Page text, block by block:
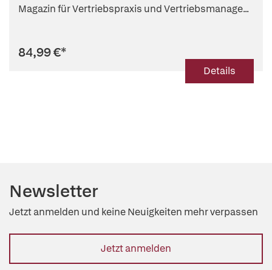
Magazin für Vertriebspraxis und Vertriebsmanage...
84,99 €*
Details
Newsletter
Jetzt anmelden und keine Neuigkeiten mehr verpassen
Jetzt anmelden